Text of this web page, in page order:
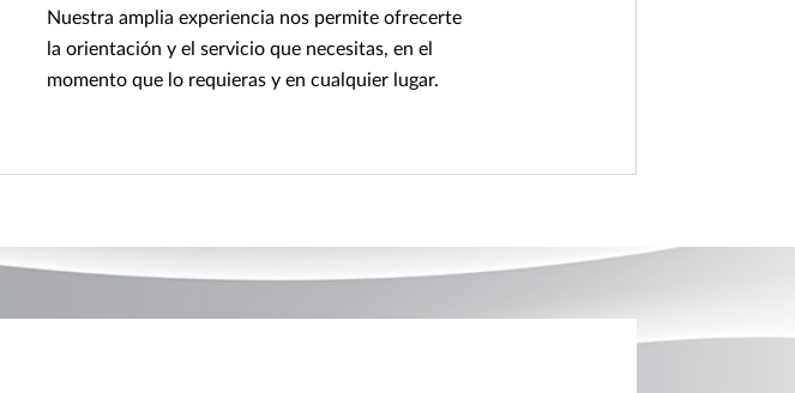
Nuestra amplia experiencia nos permite ofrecerte
la orientación y el servicio que necesitas, en el
momento que lo requieras y en cualquier lugar.